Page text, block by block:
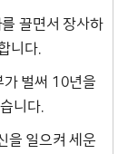
끌면서 장사하
니다.
벌써 10년을
니다.
을 일으켜 세운